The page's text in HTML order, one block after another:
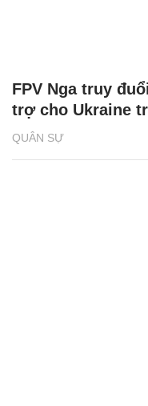
QUÂN SỰ
FPV Nga truy
trợ cho Ukraine